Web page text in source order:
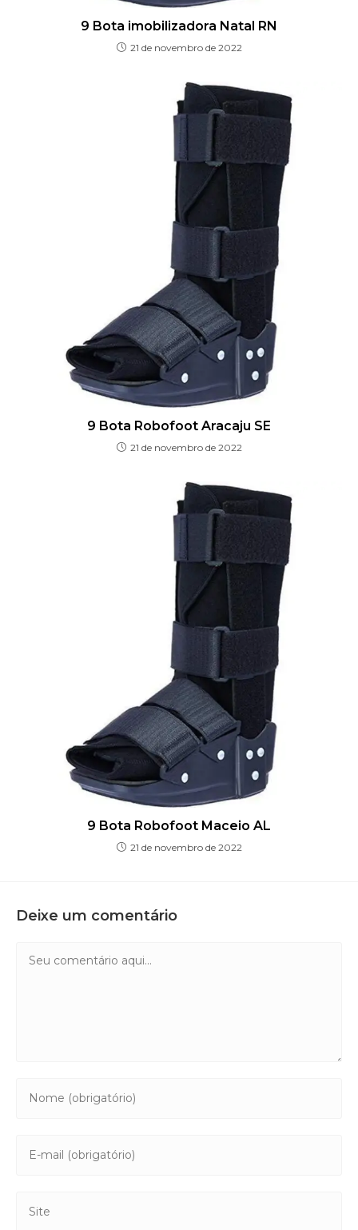
9 Bota imobilizadora Natal RN
21 de novembro de 2022
9 Bota Robofoot Aracaju SE
21 de novembro de 2022
9 Bota Robofoot Maceio AL
21 de novembro de 2022
Deixe um comentário